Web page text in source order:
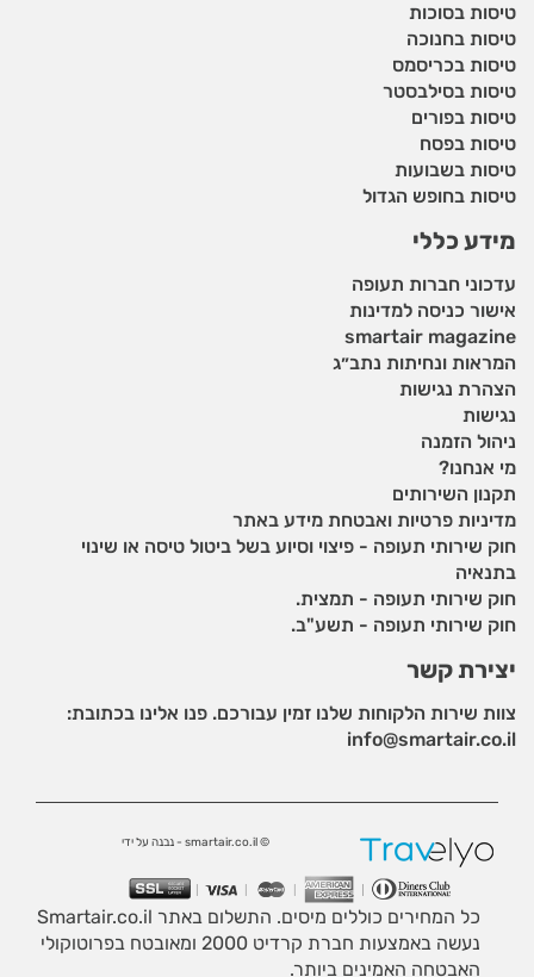
טיסות בסוכות
טיסות בחנוכה
טיסות בכריסמס
טיסות בסילבסטר
טיסות בפורים
טיסות בפסח
טיסות בשבועות
טיסות בחופש הגדול
מידע כללי
עדכוני חברות תעופה
אישור כניסה למדינות
smartair magazine
המראות ונחיתות נתב״ג
הצהרת נגישות
נגישות
ניהול הזמנה
מי אנחנו?
תקנון השירותים
מדיניות פרטיות ואבטחת מידע באתר
חוק שירותי תעופה - פיצוי וסיוע בשל ביטול טיסה או שינוי
בתנאיה
חוק שירותי תעופה - תמצית.
חוק שירותי תעופה - תשע"ב.
יצירת קשר
צוות שירות הלקוחות שלנו זמין עבורכם. פנו אלינו בכתובת:
info@smartair.co.il
© smartair.co.il - נבנה על ידי
כל המחירים כוללים מיסים. התשלום באתר Smartair.co.il
נעשה באמצעות חברת קרדיט 2000 ומאובטח בפרוטוקולי
האבטחה האמינים ביותר.